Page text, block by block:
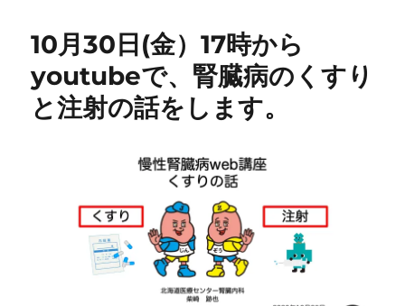
10月30日(金）17時から
youtubeで、腎臓病のくすり
と注射の話をします。